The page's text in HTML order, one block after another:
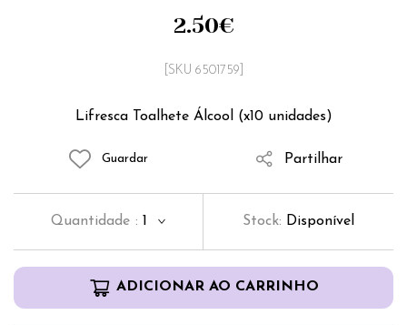
Lifresca Toalhete Álcool (x10 unidades)
[SKU 6501759]
2.50€
Guardar Partilhar
Quantidade : 1 Stock: Disponível
ADICIONAR AO CARRINHO